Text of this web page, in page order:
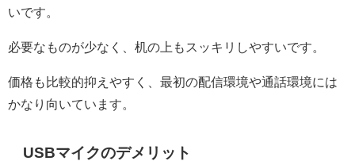
いです。
必要なものが少なく、机の上もスッキリしやすいです。
価格も比較的抑えやすく、最初の配信環境や通話環境には
かなり向いています。
USBマイクのデメリット